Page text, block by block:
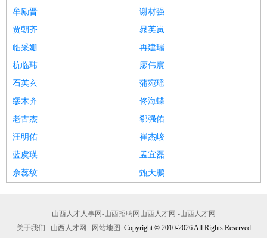
牟励晋
谢材强
贾朝齐
晁英岚
临采姗
再建瑞
杭临玮
廖伟宸
石英玄
蒲宛瑶
缪木齐
佟海蝶
老古杰
郗强佑
汪明佑
崔杰峻
蓝虞瑛
孟宜磊
佘蕊纹
甄天鹏
山西人才人事网-山西招聘网山西人才网 -山西人才网
关于我们
山西人才网 网站地图 Copyright © 2010-2026 All Rights Reserved.